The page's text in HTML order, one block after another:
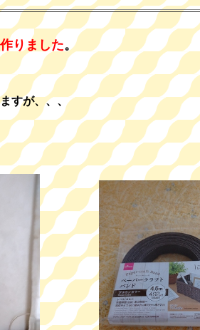
りました。
すが、、、